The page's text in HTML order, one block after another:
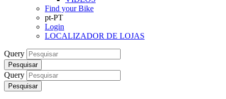
Find your Bike
pt-PT
Login
LOCALIZADOR DE LOJAS
Query
Pesquisar
Query
Pesquisar